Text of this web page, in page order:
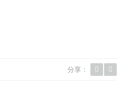
分享：